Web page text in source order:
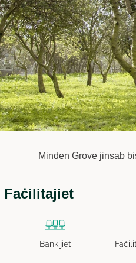
Minden Grove jinsab
Faċilitajiet
Bankijiet